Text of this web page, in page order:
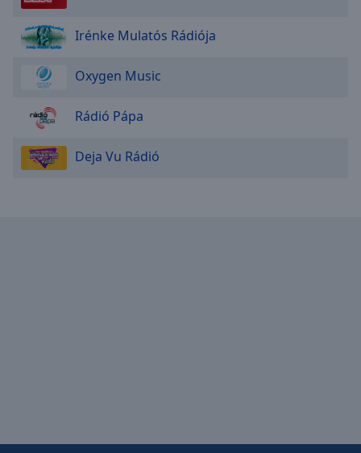
Irénke Mulatós Rádiója
Oxygen Music
Rádió Pápa
Deja Vu Rádió